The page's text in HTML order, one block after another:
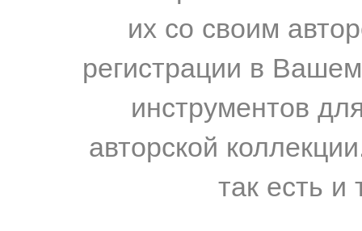
их со своим
регистрации в
инструментов
авторской
так есть и